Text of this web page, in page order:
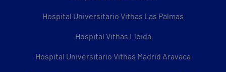
Hospital Universitario Vithas Las Palmas
Hospital Vithas Lleida
Hospital Universitario Vithas Madrid Aravaca